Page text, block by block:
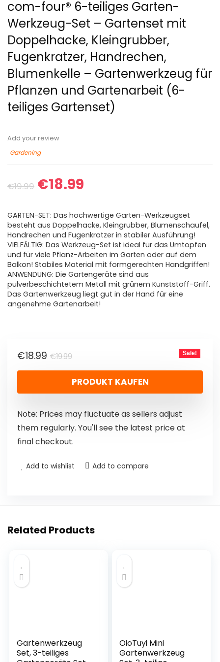
com-four® 6-teiliges Garten-
Werkzeug-Set – Gartenset mit
Doppelhacke, Kleingrubber,
Fugenkratzer, Handrechen,
Blumenkelle – Gartenwerkzeug für
Pflanzen und Gartenarbeit (6-
teiliges Gartenset)
Add your review
Gardening
€19.99 €18.99
GARTEN-SET: Das hochwertige Garten-Werkzeugset
besteht aus Doppelhacke, Kleingrubber, Blumenschaufel,
Handrechen und Fugenkratzer in stabiler Ausführung!
VIELFÄLTIG: Das Werkzeug-Set ist ideal für das Umtopfen
und für viele Pflanz-Arbeiten im Garten oder auf dem
Balkon! Stabiles Material mit formgerechten Handgriffen!
ANWENDUNG: Die Gartengeräte sind aus
pulverbeschichtetem Metall mit grünem Kunststoff-Griff.
Das Gartenwerkzeug liegt gut in der Hand für eine
angenehme Gartenarbeit!
€19.99
€18.99 Sale!
PRODUKT KAUFEN
Note: Prices may fluctuate as sellers adjust
them regularly. You'll see the latest price at
final checkout.
Add to wishlist Add to compare
Related Products
Gartenwerkzeug
Set, 3-teiliges
OioTuyi Mini
Gartenwerkzeug